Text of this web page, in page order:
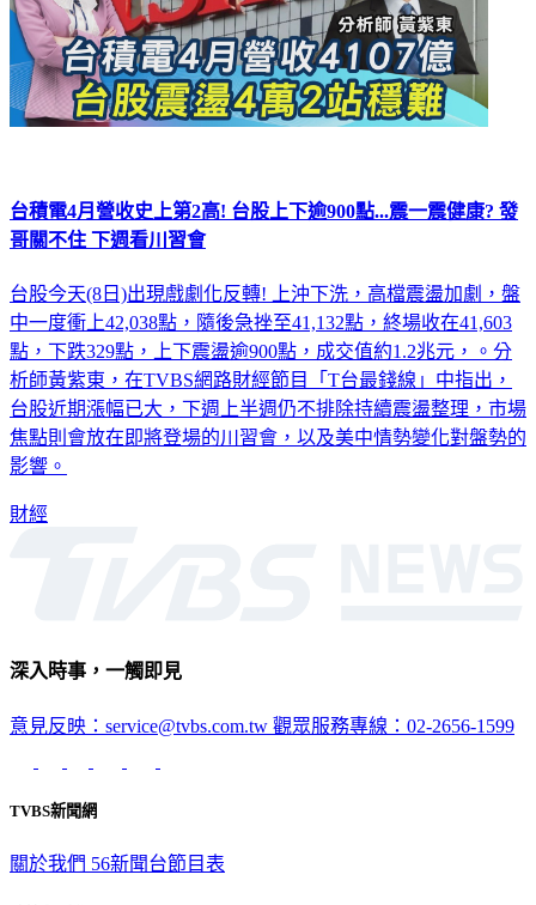
台積電4月營收史上第2高! 台股上下逾900點...震一震健康? 發
哥關不住 下週看川習會
台股今天(8日)出現戲劇化反轉! 上沖下洗，高檔震盪加劇，盤
中一度衝上42,038點，隨後急挫至41,132點，終場收在41,603
點，下跌329點，上下震盪逾900點，成交值約1.2兆元，。分
析師黃紫東，在TVBS網路財經節目「T台最錢線」中指出，
台股近期漲幅已大，下週上半週仍不排除持續震盪整理，市場
焦點則會放在即將登場的川習會，以及美中情勢變化對盤勢的
影響。
財經
深入時事，一觸即見
意見反映：service@tvbs.com.tw 觀眾服務專線：02-2656-1599
TVBS新聞網
關於我們 56新聞台節目表